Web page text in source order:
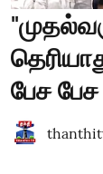
பேச